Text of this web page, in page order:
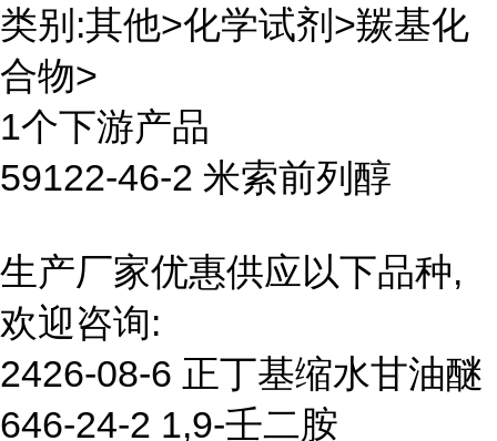
类别:其他>化学试剂>羰基化
合物>
1个下游产品
59122-46-2 米索前列醇
生产厂家优惠供应以下品种,
欢迎咨询:
2426-08-6 正丁基缩水甘油醚
646-24-2 1,9-壬二胺